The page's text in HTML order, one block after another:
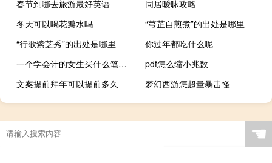
春节到哪去旅游最好英语
同居暧昧攻略
冬天可以喝花瓣水吗
“芎芷自煎煮”的出处是哪里
“行歌紫芝秀”的出处是哪里
你过年都吃什么呢
一个学会计的女生买什么笔记本电脑 适合女生用的笔记本
pdf怎么缩小兆数
文案提前拜年可以提前多久
梦幻西游怎超量暴击怪
☚